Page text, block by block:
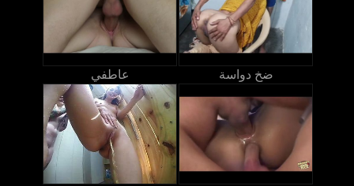
عاطفي ضخ دواسة